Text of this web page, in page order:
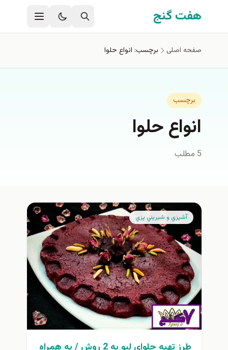
رفتن به محتوای اصلی
هفت گنج
صفحه اصلی برچسب: انواع حلوا
برچسب
انواع حلوا
5 مطلب
آشپزي و شيريني پزي